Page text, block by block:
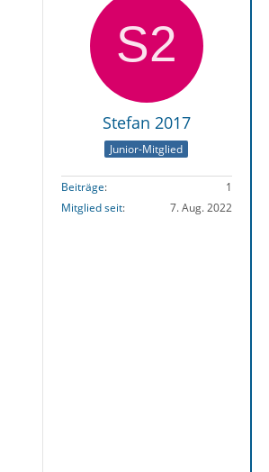
Stefan 2017
Junior-Mitglied
Beiträge
1
Mitglied seit
7. Aug. 2022